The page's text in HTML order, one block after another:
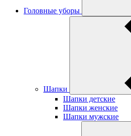
Головные уборы
Шапки
Шапки детские
Шапки женские
Шапки мужские